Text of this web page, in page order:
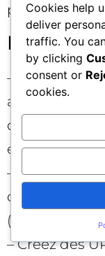
points clés en
Maillage,
– Reliez vos
articles
descriptives
énergétique”).
– Utilisez les
dilution entre
(impression,
– Créez des
Cookies help
deliver
traffic. You
by clicking
consent or
cookies.